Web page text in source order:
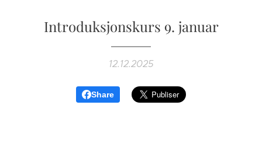
Introduksjonskurs 9. januar
12.12.2025
Share